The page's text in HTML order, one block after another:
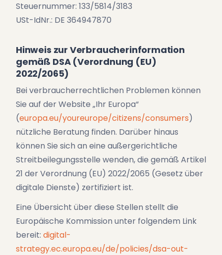
Steuernummer: 133/5814/3183
USt-IdNr.: DE 364947870
Hinweis zur Verbraucherinformation
gemäß DSA (Verordnung (EU)
2022/2065)
Bei verbraucherrechtlichen Problemen können
Sie auf der Website „Ihr Europa“
(europa.eu/youreurope/citizens/consumers)
nützliche Beratung finden. Darüber hinaus
können Sie sich an eine außergerichtliche
Streitbeilegungsstelle wenden, die gemäß Artikel
21 der Verordnung (EU) 2022/2065 (Gesetz über
digitale Dienste) zertifiziert ist.
Eine Übersicht über diese Stellen stellt die
Europäische Kommission unter folgendem Link
bereit: digital-
strategy.ec.europa.eu/de/policies/dsa-out-